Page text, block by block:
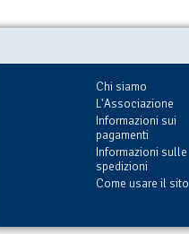
Chi siamo
L'Associazione
Informazioni sui
pagamenti
Informazioni sulle
spedizioni
Come usare il sito